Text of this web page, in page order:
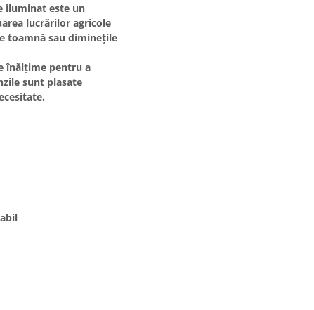
iluminat este un
lucrărilor agricole
toamnă sau diminețile
înălțime pentru a
sunt plasate